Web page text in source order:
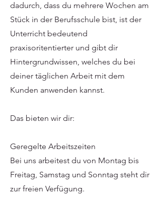
dadurch, dass du mehrere Wochen am
Stück in der Berufsschule bist, ist der
Unterricht bedeutend
praxisoritentierter und gibt dir
Hintergrundwissen, welches du bei
deiner täglichen Arbeit mit dem
Kunden anwenden kannst.
Das bieten wir dir:
Geregelte Arbeitszeiten
Bei uns arbeitest du von Montag bis
Freitag, Samstag und Sonntag steht dir
zur freien Verfügung.